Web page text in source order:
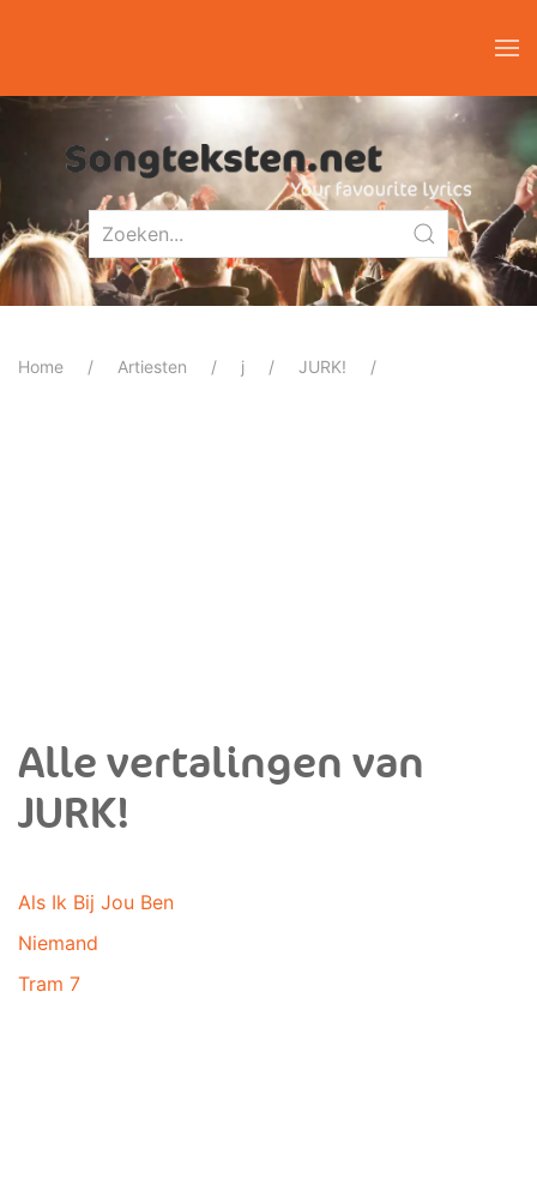
Home Artiesten j JURK!
Alle vertalingen van
JURK!
Als Ik Bij Jou Ben
Niemand
Tram 7